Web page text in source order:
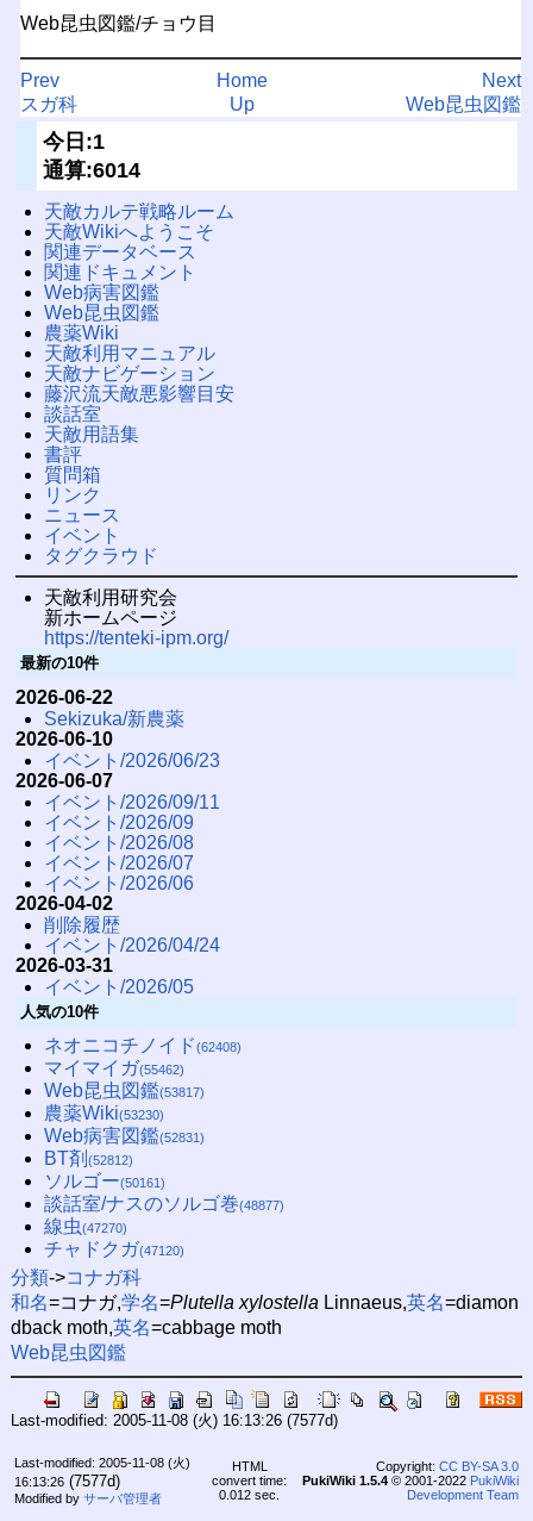
Web昆虫図鑑/チョウ目
Prev
スガ科
Next
Web昆虫図鑑
Home
Up
今日:1
通算:6014
天敵カルテ戦略ルーム
天敵Wikiへようこそ
関連データベース
関連ドキュメント
Web病害図鑑
Web昆虫図鑑
農薬Wiki
天敵利用マニュアル
天敵ナビゲーション
藤沢流天敵悪影響目安
談話室
天敵用語集
書評
質問箱
リンク
ニュース
イベント
タグクラウド
天敵利用研究会
新ホームページ
https://tenteki-ipm.org/
最新の10件
2026-06-22
Sekizuka/新農薬
2026-06-10
イベント/2026/06/23
2026-06-07
イベント/2026/09/11
イベント/2026/09
イベント/2026/08
イベント/2026/07
イベント/2026/06
2026-04-02
削除履歴
イベント/2026/04/24
2026-03-31
イベント/2026/05
人気の10件
ネオニコチノイド(62408)
マイマイガ(55462)
Web昆虫図鑑(53817)
農薬Wiki(53230)
Web病害図鑑(52831)
BT剤 (52812)
ソルゴー(50161)
談話室/ナスのソルゴ巻(48877)
線虫(47270)
チャドクガ(47120)
分類->コナガ科
和名=コナガ,学名=Plutella xylostella Linnaeus,英名=diamon
dback moth,英名=cabbage moth
Web昆虫図鑑
Last-modified: 2005-11-08 (火) 16:13:26(7577d)
Last-modified: 2005-11-08 (火)
16:13:26(7577d)
Modified by サーバ管理者
HTML
convert time:
0.012 sec.
Copyright: CC BY-SA 3.0
PukiWiki 1.5.4© 2001-2022 PukiWiki
Development Team